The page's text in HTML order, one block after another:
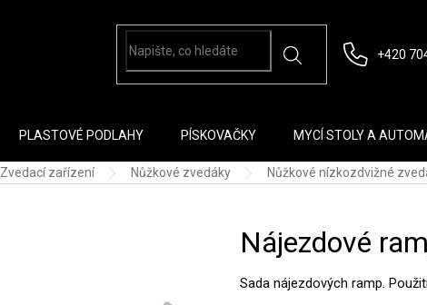
+420
PLASTOVÉ PODLAHY PÍSKOVAČKY MYCÍ STOLY A
Zvedací zařízení Nůžkové zvedáky Nůžkové nízkozdvižné
Nájezdové
Sada nájezdových ramp.